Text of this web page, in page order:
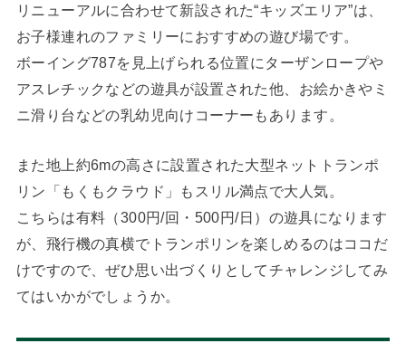
リニューアルに合わせて新設された“キッズエリア”は、
お子様連れのファミリーにおすすめの遊び場です。
ボーイング787を見上げられる位置にターザンロープや
アスレチックなどの遊具が設置された他、お絵かきやミ
ニ滑り台などの乳幼児向けコーナーもあります。
また地上約6mの高さに設置された大型ネットトランポ
リン「もくもクラウド」もスリル満点で大人気。
こちらは有料（300円/回・500円/日）の遊具になります
が、飛行機の真横でトランポリンを楽しめるのはココだ
けですので、ぜひ思い出づくりとしてチャレンジしてみ
てはいかがでしょうか。